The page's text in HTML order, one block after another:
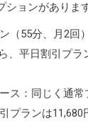
ションがありま
（55分、月2回
、平日割引プラ
ス：同じく通常
プランは11,680